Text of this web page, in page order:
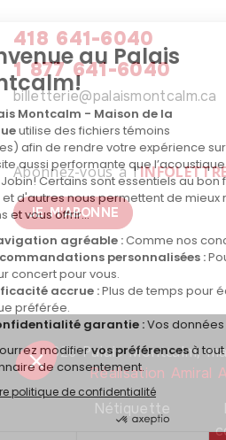
Abonnez-vous à l'
JE M'ABONNE
418 641-6040
1 877 641-6040
billetterie@palaismontcalm.ca
© 2026 Palais Montcalm,
Réalisation Amiral
Nétiquette